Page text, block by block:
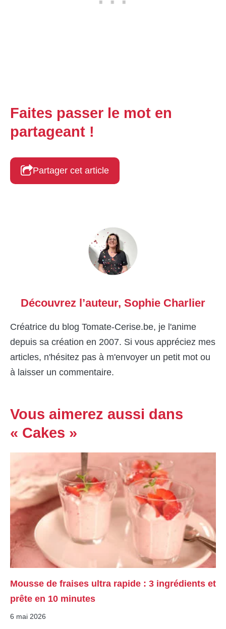
Faites passer le mot en
partageant !
Partager cet article
Découvrez l’auteur, Sophie Charlier
Créatrice du blog Tomate-Cerise.be, je l'anime
depuis sa création en 2007. Si vous appréciez mes
articles, n'hésitez pas à m'envoyer un petit mot ou
à laisser un commentaire.
Vous aimerez aussi dans
« Cakes »
Mousse de fraises ultra rapide : 3 ingrédients et
prête en 10 minutes
6 mai 2026